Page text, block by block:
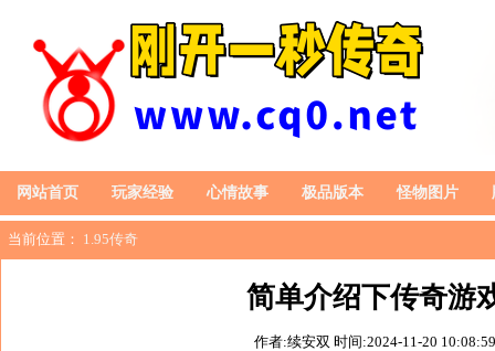
网站首页 玩家经验 心情故事 极品版本 怪物图片
当前位置： 1.95传奇
简单介绍下传奇游
作者:续安双 时间:2024-11-20